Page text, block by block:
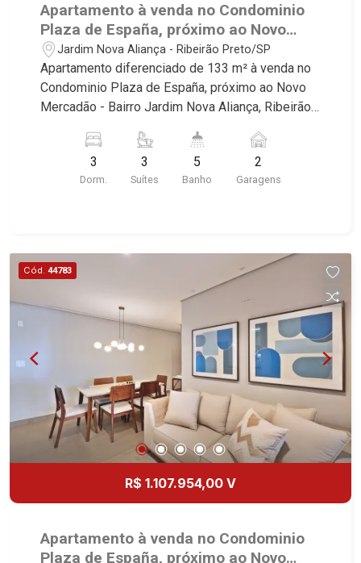
Apartamento à venda no Condominio
Plaza de España, próximo ao Novo
Mercadão - Ribeirão Preto/SP.
Jardim Nova Aliança - Ribeirão Preto/SP
Apartamento diferenciado de 133 m² à venda no
Condominio Plaza de España, próximo ao Novo
Mercadão - Bairro Jardim Nova Aliança, Ribeirão
imóvel que a Martinelli Imobiliária selecionou
para você: - 143m² de area util - 03 suites - Sala
02 ambientes com Open View - Lavabo - Cozinha
dormitórios, sala e sacada gourmet - Area de
Serviço - Banheiro de Serviço - Varanda Gourmet
com Churrasqueira à gás - 02 Vagas - Fino
acabamento - Alto Padrão Martinelli Imobiliária,
referência no mercado imobiliário desde 2000.
Especialistas em Venda, Locação e
Lançamentos! Avenida João Fiúsa, 1051 - Alto da
Boa Vista | Ribeirão Preto.
3
Dorm.
3
Suítes
5
Banho
2
Garagens
Cód. 44783
R$ 1.107.954,00 V
Apartamento à venda no Condominio
Plaza de España, próximo ao Novo